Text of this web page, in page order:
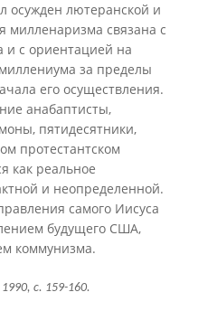
осужден лютеранской и
связана с
и с ориентацией на
за пределы
его осуществления.
анабаптисты,
пятидесятники,
протестантском
как реальное
и неопределенной.
самого Иисуса
будущего США,
коммунизма.
с. 159-160.